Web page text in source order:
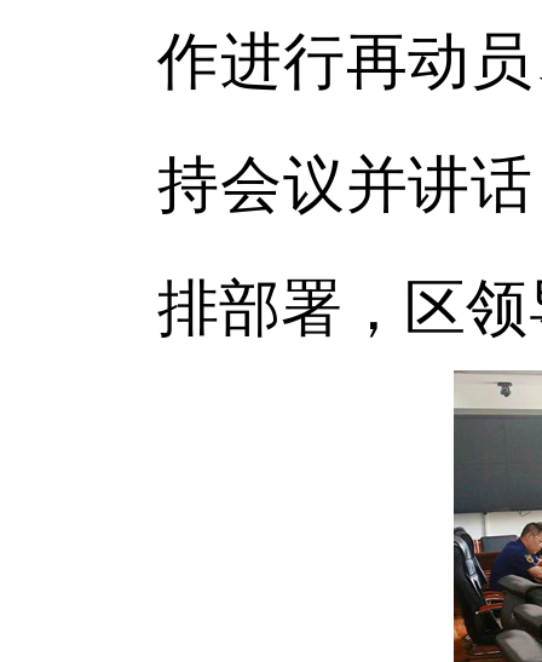
作进行再动
持会议并讲
排部署，区